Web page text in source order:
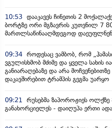
10:53 დააკავეს ჩინეთის 2
ბორტზე ორი მგზავრის კუთვნილ 7
მართლსაწინააღმდეგოდ დაეუფლნენ
09:34 როდესაც ვამბობ, რომ
ვგულისხმობ მძიმე და ყველა სახის
განიარაღებაზე და არა მოჩვენებითზე
დაკავშირებით ტრამპის გეგმა უარყო
09:21
რუსებმა ზაპოროჟიეს ოლქზე
განახორციელეს - დაიღუპა ერთი